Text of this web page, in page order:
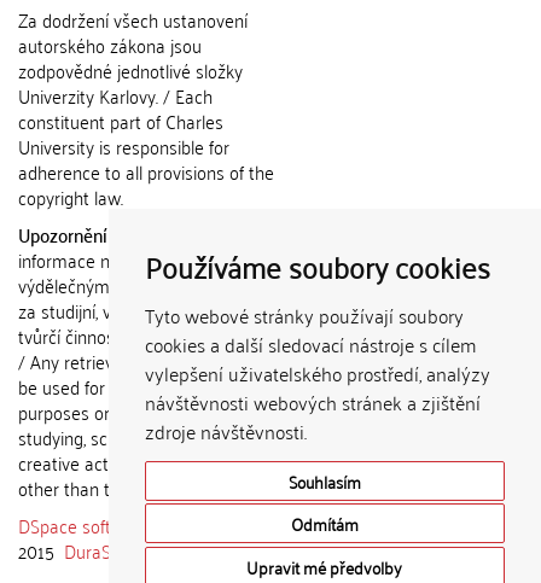
Používáme soubory cookies
Tyto webové stránky používají soubory
cookies a další sledovací nástroje s cílem
vylepšení uživatelského prostředí, analýzy
návštěvnosti webových stránek a zjištění
zdroje návštěvnosti.
Souhlasím
Odmítám
Upravit mé předvolby
Za dodržení všech ustanovení
autorského zákona jsou
zodpovědné jednotlivé složky
Univerzity Karlovy. / Each
constituent part of Charles
University is responsible for
adherence to all provisions of the
copyright law.
Upozornění / Notice:
informace nemohou být použity k
výdělečným účelům nebo vydávány
za studijní, vědeckou nebo jinou
tvůrčí činnost jiné osoby než autora.
/ Any retrieved information shall not
be used for any commercial
purposes or claimed as results of
studying, scientific or any other
creative activities of any person
other than the author.
DSpace software
copyright © 2002-
2015 DuraSpace